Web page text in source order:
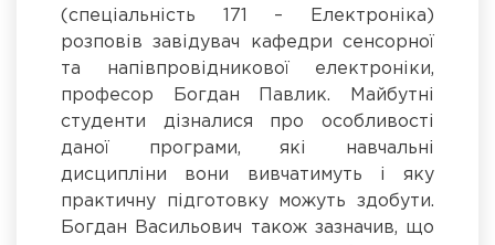
(спеціальність 171 – Електроніка)
розповів завідувач кафедри сенсорної
та напівпровідникової електроніки,
професор Богдан Павлик. Майбутні
студенти дізналися про особливості
даної програми, які навчальні
дисципліни вони вивчатимуть і яку
практичну підготовку можуть здобути.
Богдан Васильович також зазначив, що